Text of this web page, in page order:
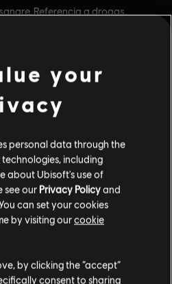
Referencia a drogas,
All Rights Reserved.
and the Ubisoft logo are
in the U.S. and/or
countries.
adicional
DLC
Creed Origins
$6.99
Origins
your
personal data through the
including
about Ubisoft's use of
see our Privacy Policyand
can set your cookies
by visiting ourcookie
by clicking the “accept”
consent to sharing